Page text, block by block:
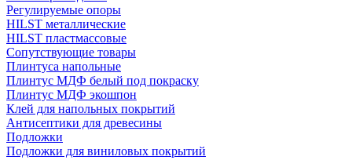
Регулируемые опоры
HILST металлические
HILST пластмассовые
Сопутствующие товары
Плинтуса напольные
Плинтус МДФ белый под покраску
Плинтус МДФ экошпон
Клей для напольных покрытий
Антисептики для древесины
Подложки
Подложки для виниловых покрытий